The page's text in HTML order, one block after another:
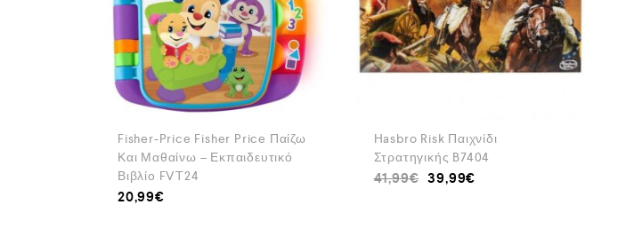
Fisher-Price Fisher Price Παίζω
Και Μαθαίνω – Εκπαιδευτικό
Βιβλίο FVT24
20,99€
Hasbro Risk Παιχνίδι
Στρατηγικής B7404
41,99€ 39,99€